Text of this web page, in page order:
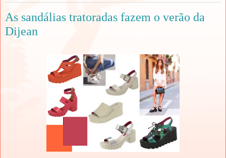
As sandálias tratoradas fazem o verão da
Dijean